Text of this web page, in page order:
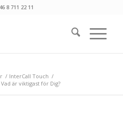
8 711 22 11
/ InterCall Touch /
är viktigast för Dig?